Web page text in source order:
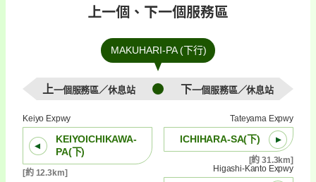
上一個、下一個服務區
MAKUHARI-PA (下行)
上一個服務區／休息站 下一個服務區／休息站
Keiyo Expwy
KEIYOICHIKAWA-
PA(下)
[約 12.3km]
Tateyama Expwy
ICHIHARA-SA(下)
[約 31.3km]
Higashi-Kanto Expwy